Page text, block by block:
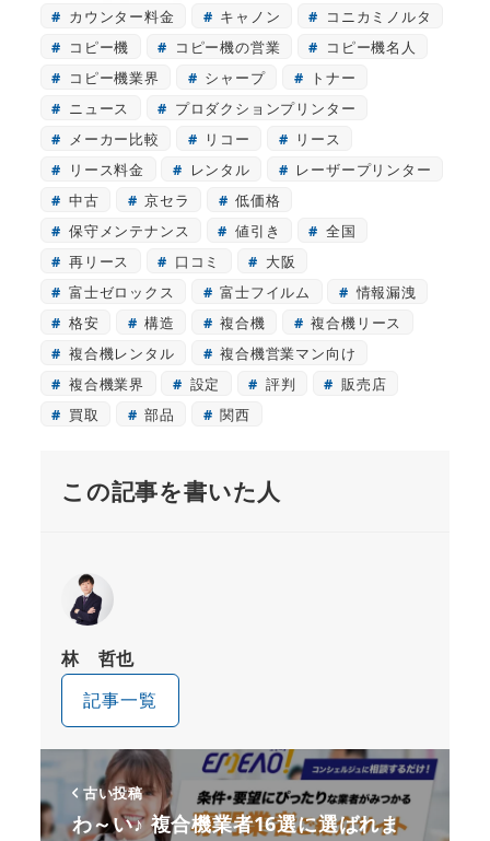
カウンター料金 キャノン
コニカミノルタ
コピー機
コピー機の営業
コピー機名人
コピー機業界
シャープ
トナー
ニュース
プロダクションプリンター
メーカー比較
リコー
リース
リース料金
レンタル
レーザープリンター
中古
京セラ
低価格
保守メンテナンス
値引き
全国
再リース
口コミ
大阪
富士ゼロックス
富士フイルム
情報漏洩
格安
構造 複合機
複合機リース
複合機レンタル
複合機営業マン向け
複合機業界
設定 評判
販売店
買取
部品 関西
この記事を書いた人
林 哲也
記事一覧
古い投稿
わ～い♪ 複合機業者16選に選ばれま